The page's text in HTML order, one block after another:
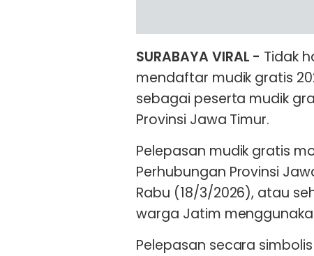
SURABAYA VIRAL - Tidak
mendaftar mudik gratis
sebagai peserta mudik
Provinsi Jawa Timur.
Pelepasan mudik gratis
Perhubungan Provinsi
Rabu (18/3/2026), atau
warga Jatim
Pelepasan secara